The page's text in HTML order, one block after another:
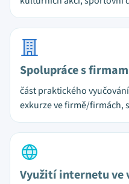
Spolupráce s
část praktického
exkurze ve firmě/firmách,
Využití internetu ve